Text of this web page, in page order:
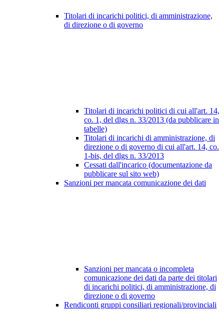
Titolari di incarichi politici, di amministrazione,
di direzione o di governo
Titolari di incarichi politici di cui all'art. 14,
co. 1, del dlgs n. 33/2013 (da pubblicare in
tabelle)
Titolari di incarichi di amministrazione, di
direzione o di governo di cui all'art. 14, co.
1-bis, del dlgs n. 33/2013
Cessati dall'incarico (documentazione da
pubblicare sul sito web)
Sanzioni per mancata comunicazione dei dati
Sanzioni per mancata o incompleta
comunicazione dei dati da parte dei titolari
di incarichi politici, di amministrazione, di
direzione o di governo
Rendiconti gruppi consiliari regionali/provinciali